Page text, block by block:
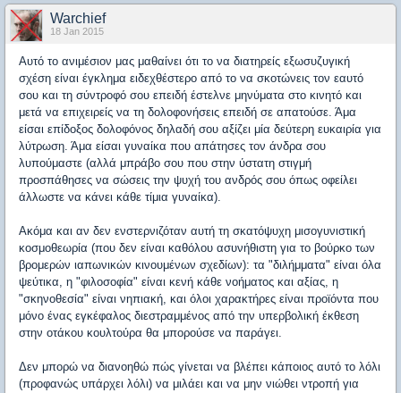
Warchief
18 Jan 2015
Αυτό το ανιμέσιον μας μαθαίνει ότι το να διατηρείς εξωσυζυγική
σχέση είναι έγκλημα ειδεχθέστερο από το να σκοτώνεις τον εαυτό
σου και τη σύντροφό σου επειδή έστελνε μηνύματα στο κινητό και
μετά να επιχειρείς να τη δολοφονήσεις επειδή σε απατούσε. Άμα
είσαι επίδοξος δολοφόνος δηλαδή σου αξίζει μία δεύτερη ευκαιρία για
λύτρωση. Άμα είσαι γυναίκα που απάτησες τον άνδρα σου
λυπούμαστε (αλλά μπράβο σου που στην ύστατη στιγμή
προσπάθησες να σώσεις την ψυχή του ανδρός σου όπως οφείλει
άλλωστε να κάνει κάθε τίμια γυναίκα).
Ακόμα και αν δεν ενστερνιζόταν αυτή τη σκατόψυχη μισογυνιστική
κοσμοθεωρία (που δεν είναι καθόλου ασυνήθιστη για το βούρκο των
βρομερών ιαπωνικών κινουμένων σχεδίων): τα "διλήμματα" είναι όλα
ψεύτικα, η "φιλοσοφία" είναι κενή κάθε νοήματος και αξίας, η
"σκηνοθεσία" είναι νηπιακή, και όλοι χαρακτήρες είναι προϊόντα που
μόνο ένας εγκέφαλος διεστραμμένος από την υπερβολική έκθεση
στην οτάκου κουλτούρα θα μπορούσε να παράγει.
Δεν μπορώ να διανοηθώ πώς γίνεται να βλέπει κάποιος αυτό το λόλι
(προφανώς υπάρχει λόλι) να μιλάει και να μην νιώθει ντροπή για